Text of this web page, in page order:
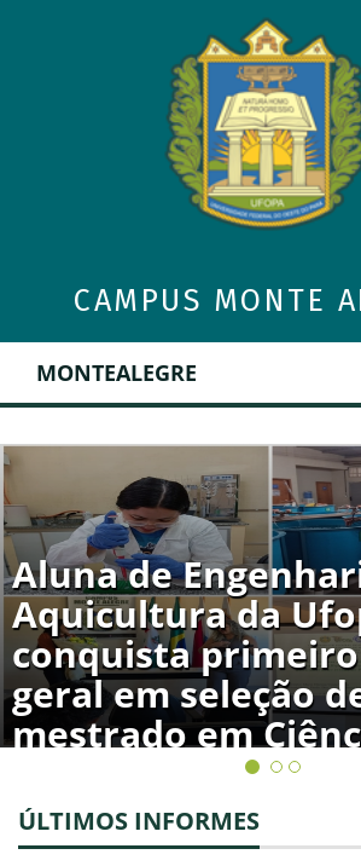
CAMPUS MONTE
MONTEALEGRE
Aluna de
Aquicultura da
conquista
geral em seleção
mestrado em
ÚLTIMOS INFORMES